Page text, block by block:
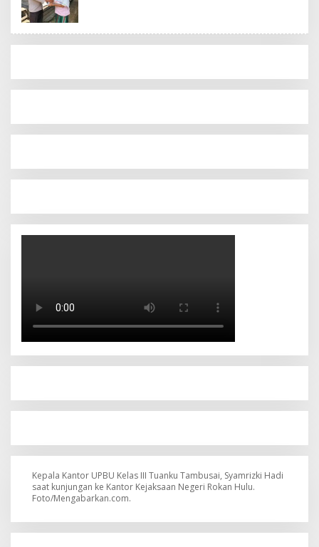
Kepala Kantor UPBU Kelas III Tuanku Tambusai, Syamrizki Hadi
saat kunjungan ke Kantor Kejaksaan Negeri Rokan Hulu.
Foto/Mengabarkan.com.